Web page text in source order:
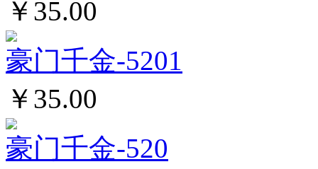
￥35.00
豪门千金-5201
￥35.00
豪门千金-520